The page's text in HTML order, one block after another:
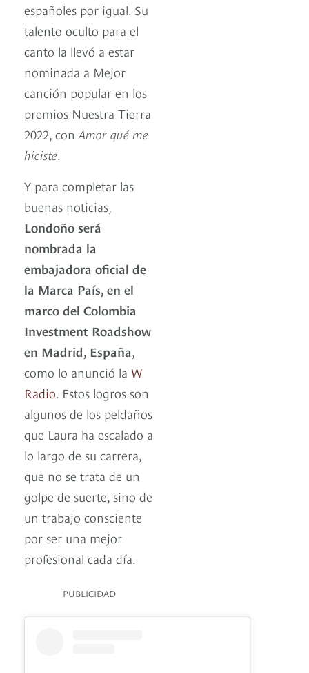
españoles por igual. Su
talento oculto para el
canto la llevó a estar
nominada a Mejor
canción popular en los
premios Nuestra Tierra
2022, conAmor qué me
hiciste.
Y para completar las
buenas noticias,
Londoño será
nombrada la
embajadora oficial de
la Marca País, en el
marco del Colombia
Investment Roadshow
en Madrid, España,
como lo anunció la W
Radio. Estos logros son
algunos de los peldaños
que Laura ha escalado a
lo largo de su carrera,
que no se trata de un
golpe de suerte, sino de
un trabajo consciente
por ser una mejor
profesional cada día.
PUBLICIDAD